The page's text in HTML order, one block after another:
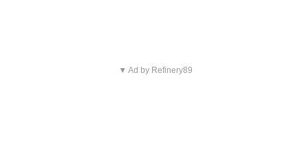
▼ Ad by Refinery89